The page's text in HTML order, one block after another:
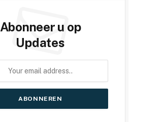
Abonneer u op
Updates